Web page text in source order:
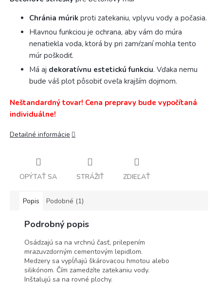
Chránia múrik proti zatekaniu, vplyvu vody a počasia.
Hlavnou funkciou je ochrana, aby vám do múra
nenatiekla voda, ktorá by pri zamŕzaní mohla tento
múr poškodiť.
Má aj dekoratívnu estetickú funkciu. Vďaka nemu
bude váš plot pôsobiť oveľa krajším dojmom.
Neštandardný tovar! Cena prepravy bude vypočítaná
individuálne!
Detailné informácie
OPÝTAŤ SA STRÁŽIŤ ZDIEĽAŤ
Popis Podobné (1)
Podrobný popis
Osádzajú sa na vrchnú časť, prilepením
mrazuvzdorným cementovým lepidlom.
Medzery sa vypĺňajú škárovacou hmotou alebo
silikónom. Čím zamedzíte zatekaniu vody.
Inštalujú sa na rovné plochy.